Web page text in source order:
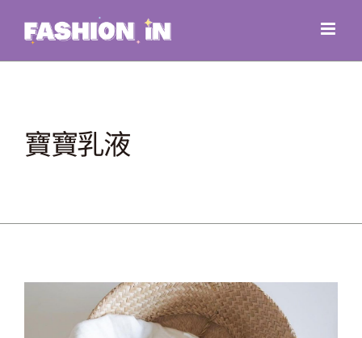
content
寶寶乳液